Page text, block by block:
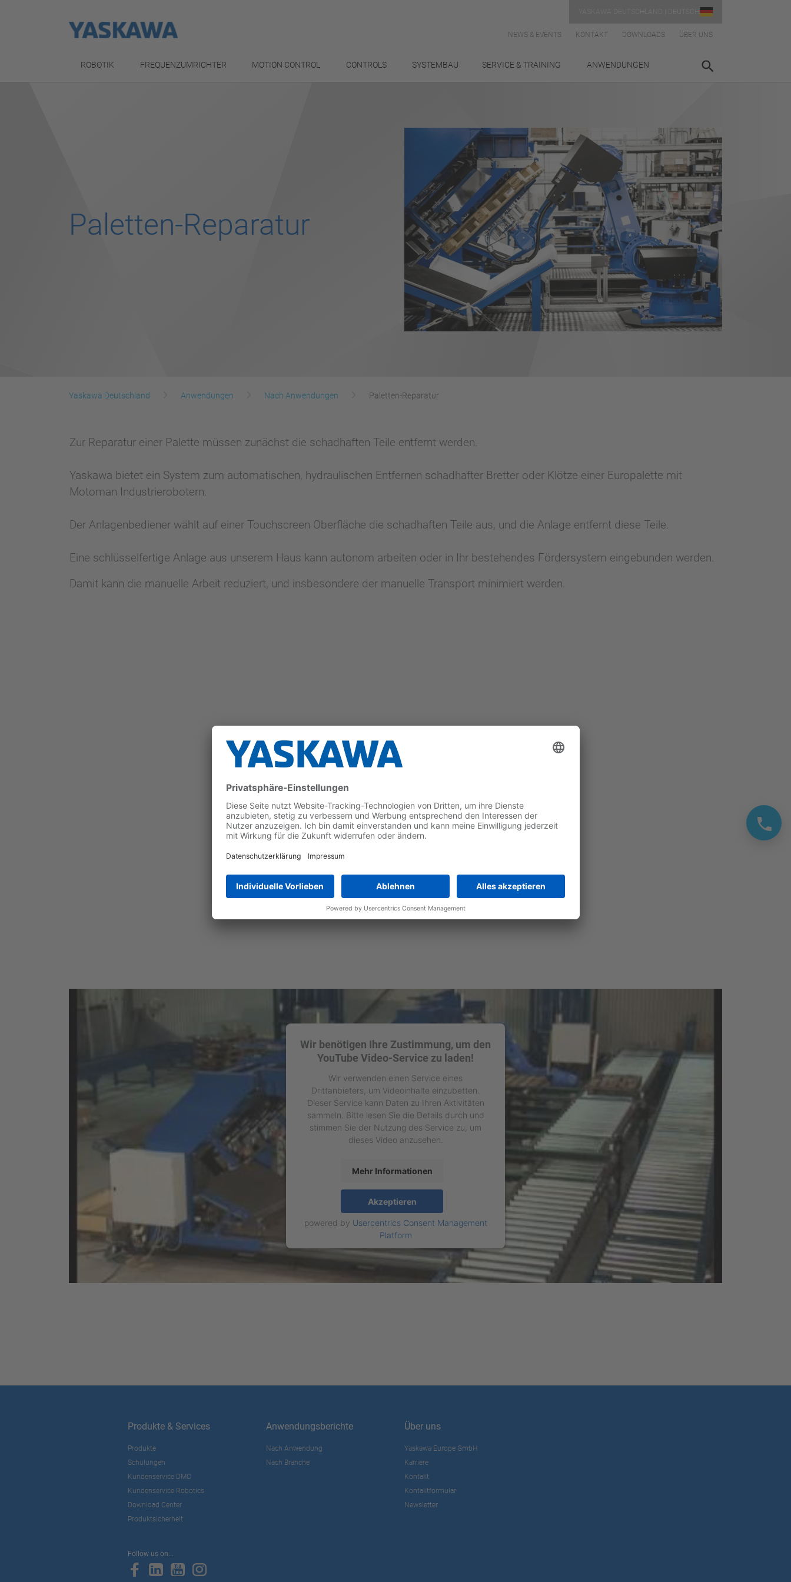
NEWS & EVENTS KONTAKT DOWNLOADS ÜBER UNS
ROBOTIK FREQUENZUMRICHTER MOTION CONTROL CONTROLS SYSTEMBAU SERVICE & TRAINING ANWENDUNGEN
Paletten-Reparatur
Yaskawa Deutschland Anwendungen Nach Anwendungen Paletten-Reparatur
Zur Reparatur einer Palette müssen zunächst die schadhaften Teile entfernt werden.
Yaskawa bietet ein System zum automatischen, hydraulischen Entfernen schadhafter Bretter oder Klötze einer Europalette mit
Motoman Industrierobotern.
Der Anlagenbediener wählt auf einer Touchscreen Oberfläche die schadhaften Teile aus, und die Anlage entfernt diese Teile.
Eine schlüsselfertige Anlage aus unserem Haus kann autonom arbeiten oder in Ihr bestehendes Fördersystem eingebunden werden.
Damit kann die manuelle Arbeit reduziert, und insbesondere der manuelle Transport minimiert werden.
Wir benötigen Ihre Zustimmung, um den
YouTube Video-Service zu laden!
Wir verwenden einen Service eines
Drittanbieters, um Videoinhalte einzubetten.
Dieser Service kann Daten zu Ihren Aktivitäten
sammeln. Bitte lesen Sie die Details durch und
stimmen Sie der Nutzung des Service zu, um
dieses Video anzusehen.
Mehr Informationen
Akzeptieren
powered by Usercentrics Consent Management
Platform
Produkte & Services
Produkte
Schulungen
Kundenservice DMC
Kundenservice Robotics
Download Center
Produktsicherheit
Anwendungsberichte
Nach Anwendung
Nach Branche
Über uns
Yaskawa Europe GmbH
Karriere
Kontakt
Kontaktformular
Newsletter
Follow us on...